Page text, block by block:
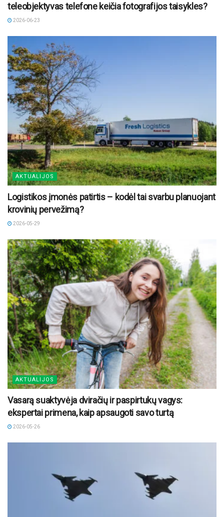
teleobjektyvas telefone keičia fotografijos taisykles?
2026-06-23
AKTUALIJOS
Logistikos įmonės patirtis – kodėl tai svarbu planuojant
krovinių pervežimą?
2026-05-29
AKTUALIJOS
Vasarą suaktyvėja dviračių ir paspirtukų vagys:
ekspertai primena, kaip apsaugoti savo turtą
2026-05-26